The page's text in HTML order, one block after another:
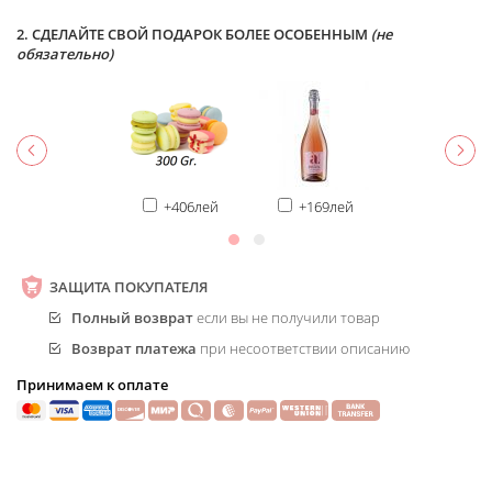
2. СДЕЛАЙТЕ СВОЙ ПОДАРОК БОЛЕЕ ОСОБЕННЫМ (не
обязательно)
+406лей +169лей
ЗАЩИТА ПОКУПАТЕЛЯ
Полный возвратесли вы не получили товар
Возврат платежа при несоответствии описанию
Принимаем к оплате